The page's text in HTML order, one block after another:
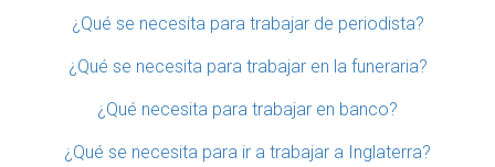
¿Qué se necesita para trabajar de periodista?
¿Qué se necesita para trabajar en la funeraria?
¿Qué necesita para trabajar en banco?
¿Qué se necesita para ir a trabajar a Inglaterra?